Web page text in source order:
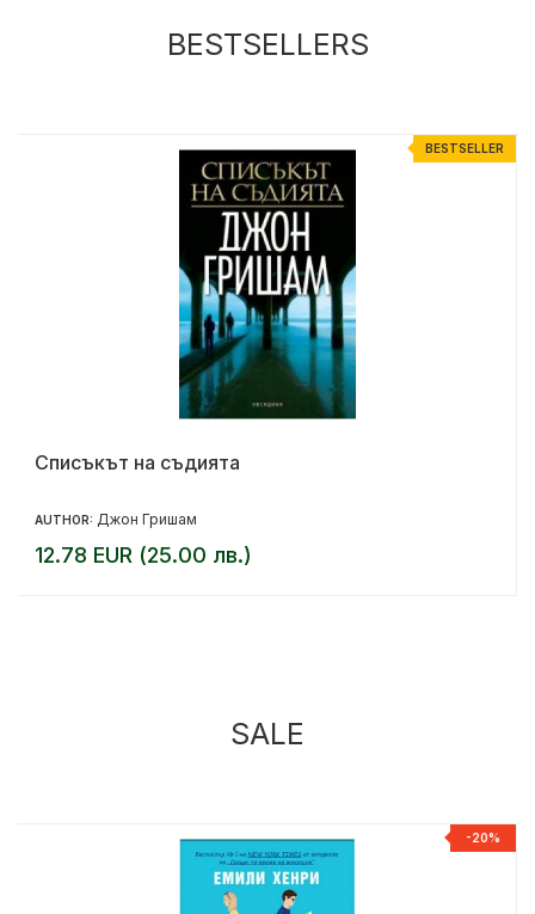
BESTSELLERS
BESTSELLER
Списъкът на съдията
AUTHOR: Джон Гришам
12.78 EUR (25.00 лв.)
SALE
-20%